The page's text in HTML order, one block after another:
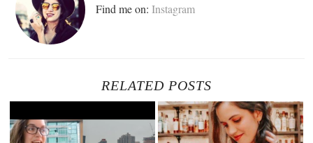
Find me on: Instagram
RELATED POSTS